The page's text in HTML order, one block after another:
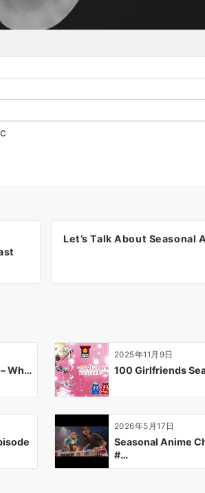
Let’s Talk About Seasonal
Wh…
2025年11月9日
100 Girlfriends
2026年5月17日
Seasonal Anime
#…